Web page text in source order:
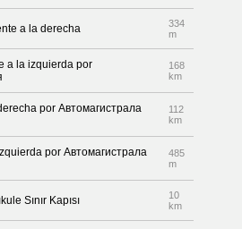
a la derecha
334
m
a la izquierda por
168
km
por Автомагистрала
112
km
por Автомагистрала
485
m
Sınır Kapısı
10
km